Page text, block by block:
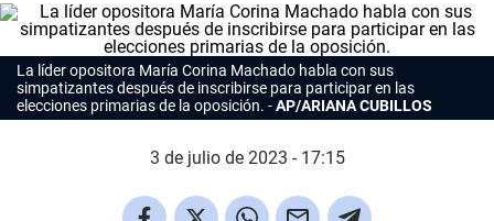
La líder opositora María Corina Machado habla con sus
simpatizantes después de inscribirse para participar en las
elecciones primarias de la oposición.
AP/ARIANA CUBILLOS
3 de julio de 2023 - 17:15